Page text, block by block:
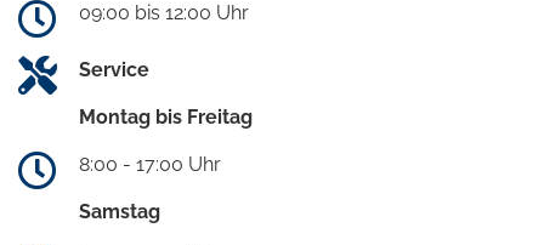
09:00 bis 12:00 Uhr
Service
Montag bis Freitag
8:00 - 17:00 Uhr
Samstag